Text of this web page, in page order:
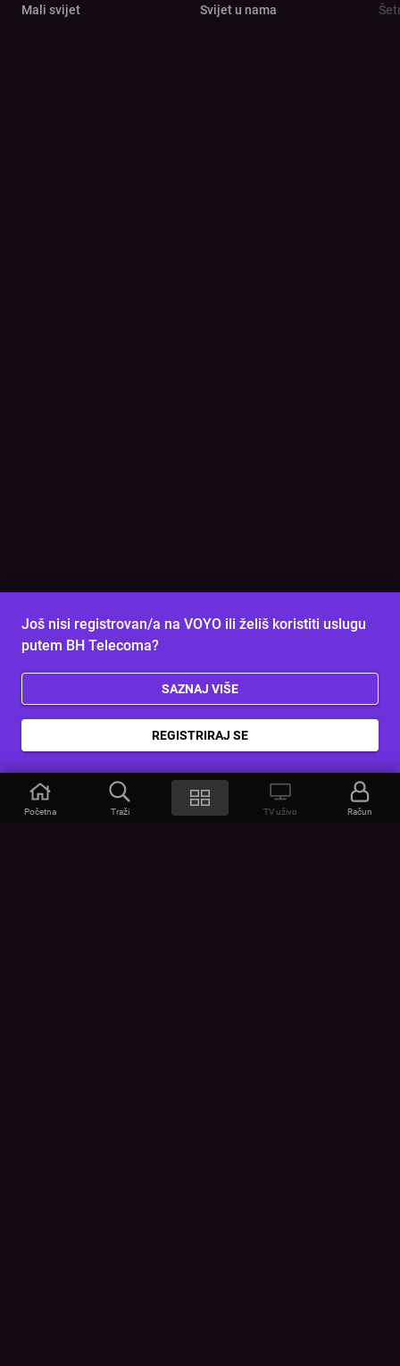
Mali svijet Svijet u nama
Početna Traži TV uživo Račun
Još nisi registrovan/a na VOYO ili želiš koristiti uslugu
putem BH Telecoma?
SAZNAJ VIŠE
REGISTRIRAJ SE